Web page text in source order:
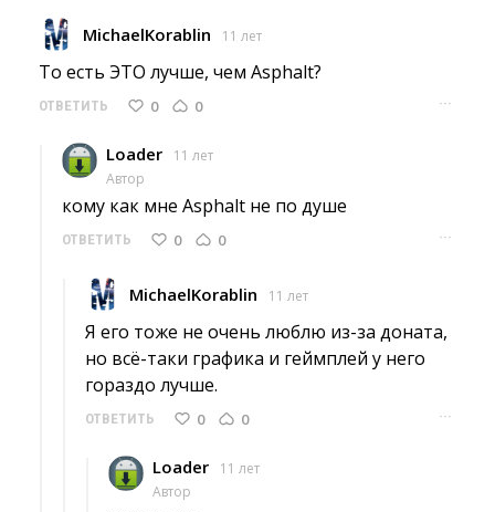
MichaelKorablin 11 лет
То есть ЭТО лучше, чем Asphalt?
ОТВЕТИТЬ 0 0 ···
Loader
11 лет
Автор
кому как мне Asphalt не по душе
ОТВЕТИТЬ 0 0 ···
MichaelKorablin 11 лет
Я его тоже не очень люблю из-за доната,
но всё-таки графика и геймплей у него
гораздо лучше.
ОТВЕТИТЬ 0 0 ···
Loader
11 лет
Автор